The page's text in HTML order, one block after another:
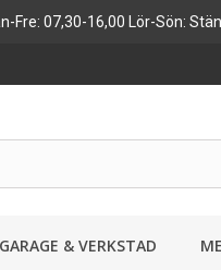
Fre: 07,30-16,00 Lör-Sön:
GARAGE & VERKSTAD